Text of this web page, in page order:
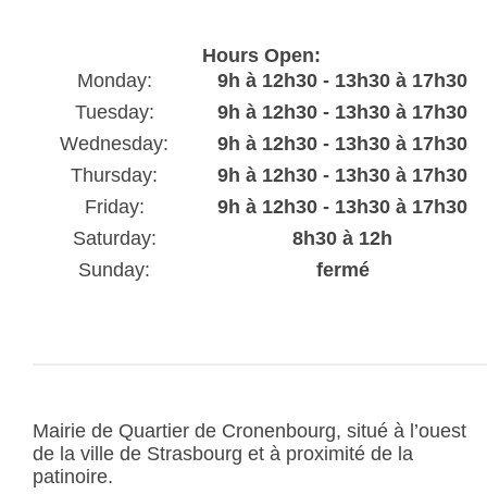
Hours Open:
Monday:
9h à 12h30 - 13h30 à 17h30
Tuesday:
9h à 12h30 - 13h30 à 17h30
Wednesday:
9h à 12h30 - 13h30 à 17h30
Thursday:
9h à 12h30 - 13h30 à 17h30
Friday:
9h à 12h30 - 13h30 à 17h30
Saturday:
8h30 à 12h
Sunday:
fermé
Mairie de Quartier de Cronenbourg, situé à l’ouest
de la ville de Strasbourg et à proximité de la
patinoire.